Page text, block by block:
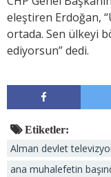
eleştiren Erdoğan,
ortada. Sen ülkeyi
ediyorsun” dedi.
Etiketler:
Alman devlet
ana muhalefetin